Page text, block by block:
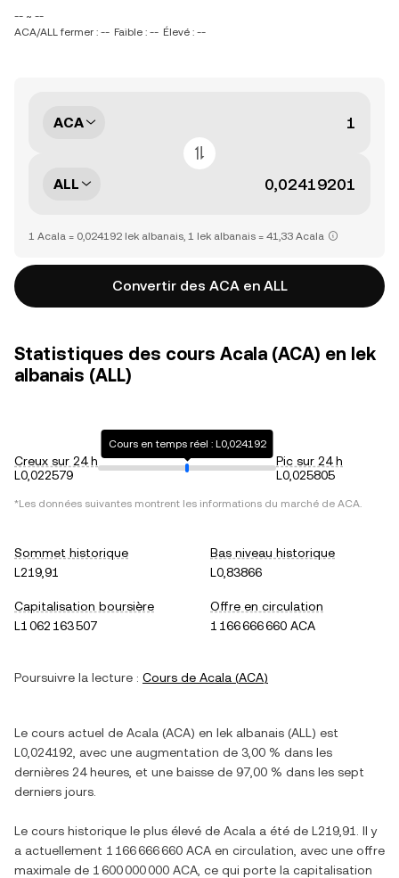
-- ~ --
ACA/ALL fermer : -- Faible : -- Élevé : --
ACA
ALL
1 Acala = 0,024192 lek albanais, 1 lek albanais = 41,33 Acala
Convertir des ACA en ALL
Statistiques des cours Acala (ACA) en lek
albanais (ALL)
Creux sur 24 h
L0,022579
Cours en temps réel : L0,024192
Pic sur 24 h
L0,025805
*Les données suivantes montrent les informations du marché de ACA.
Sommet historique
L219,91
Bas niveau historique
L0,83866
Capitalisation boursière
L1 062 163 507
Offre en circulation
1 166 666 660 ACA
Poursuivre la lecture : Cours de Acala (ACA)
Le cours actuel de Acala (ACA) en lek albanais (ALL ) est
L0,024192 , avec une augmentation de 3,00 % dans les
dernières 24 heures, et une baisse de 97,00 % dans les sept
derniers jours.
Le cours historique le plus élevé de Acala a été de L219,91
. Il y
a actuellement 1 166 666 660 ACA en circulation, avec une offre
maximale de 1 600 000 000 ACA , ce qui porte la capitalisation